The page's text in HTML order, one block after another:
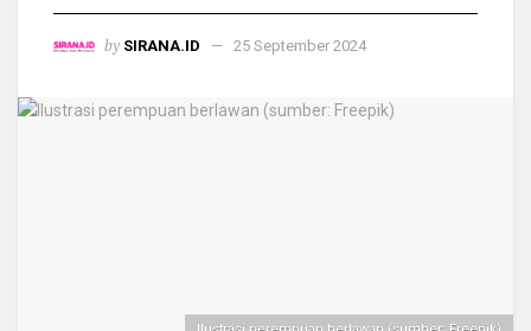
by SIRANA.ID 25 September 2024